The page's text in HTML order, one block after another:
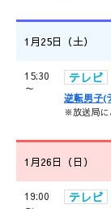
1月25日（土）
15:30
～
テレビ
逆転男子(
※放送局に
1月26日（日）
19:00
テレビ